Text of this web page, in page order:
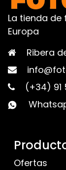
La tienda
Europa
Ribera
(+34) 91
Ofertas